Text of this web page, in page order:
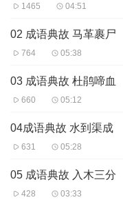
1465 04:51
02 成语典故 马革裹尸
764 05:38
03 成语典故 杜鹃啼血
660 05:12
04成语典故 水到渠成
631 05:28
05 成语典故 入木三分
428 03:33